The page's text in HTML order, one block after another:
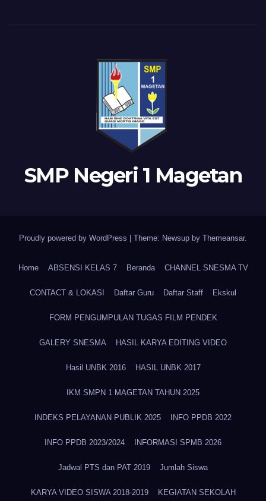
SMP Negeri 1 Magetan
Proudly powered by WordPress Theme: Newsup by Themeansar.
Home ABSENSI KELAS 7 Beranda CHANNEL SNESMA TV
CONTACT & LOKASI Daftar Guru Daftar Staff Ekskul
FORM PENGUMPULAN TUGAS FILM PENDEK
GALERY SNESMA HASIL KARYA EDITING VIDEO
Hasil UNBK 2016 HASIL UNBK 2017
IKM SMPN 1 MAGETAN TAHUN 2025
INDEKS PELAYANAN PUBLIK 2025 INFO PPDB 2022
INFO PPDB 2023/2024 INFORMASI SPMB 2026
Jadwal PTS dan PAT 2019 Jumlah Siswa
KARYA VIDEO SISWA 2018-2019 KEGIATAN SEKOLAH